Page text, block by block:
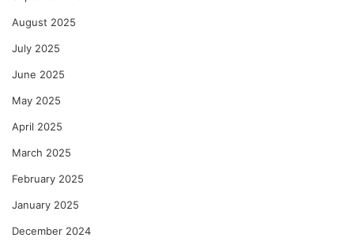
August 2025
July 2025
June 2025
May 2025
April 2025
March 2025
February 2025
January 2025
December 2024